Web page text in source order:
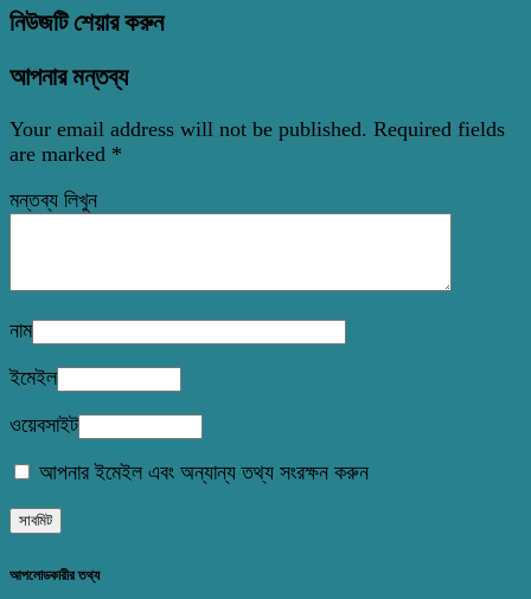
নিউজটি শেয়ার করুন
আপনার মন্তব্য
Your email address will not be published. Required fields
are marked *
মন্তব্য লিখুন
নাম
ইমেইল
ওয়েবসাইট
আপনার ইমেইল এবং অন্যান্য তথ্য সংরক্ষন করুন
আপলোডকারীর তথ্য